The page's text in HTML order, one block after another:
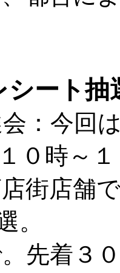
ート抽
：今回
０時～１
街店舗
。
先着３